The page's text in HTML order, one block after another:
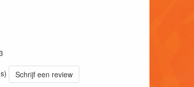
Schrijf een review